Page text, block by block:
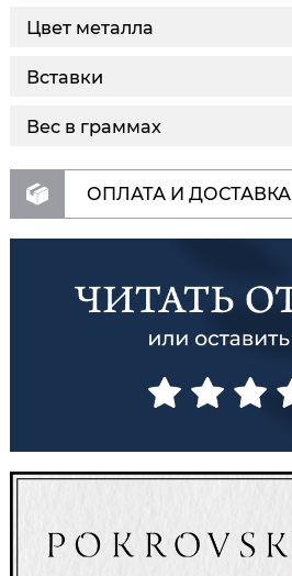
Цвет металла
Вставки
Вес в граммах
ОПЛАТА И ДОСТАВКА